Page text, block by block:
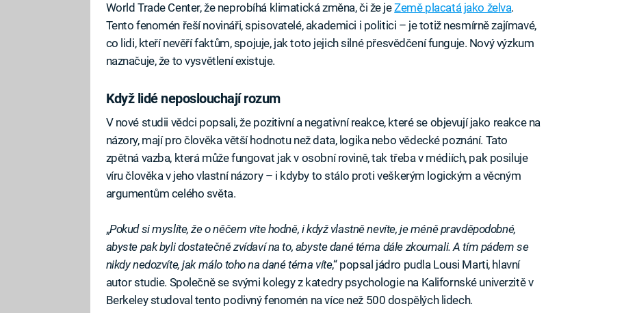
World Trade Center, že neprobíhá klimatická změna, či že jeZemě placatá jako želva.
Tento fenomén řeší novináři, spisovatelé, akademici i politici – je totiž nesmírně zajímavé,
co lidi, kteří nevěří faktům, spojuje, jak toto jejich silné přesvědčení funguje. Nový výzkum
naznačuje, že to vysvětlení existuje.
Když lidé neposlouchají rozum
V nové studii vědci popsali, že pozitivní a negativní reakce, které se objevují jako reakce na
názory, mají pro člověka větší hodnotu než data, logika nebo vědecké poznání. Tato
zpětná vazba, která může fungovat jak v osobní rovině, tak třeba v médiích, pak posiluje
víru člověka v jeho vlastní názory – i kdyby to stálo proti veškerým logickým a věcným
argumentům celého světa.
„Pokud si myslíte, že o něčem víte hodně, i když vlastně nevíte, je méně pravděpodobné,
abyste pak byli dostatečně zvídaví na to, abyste dané téma dále zkoumali. A tím pádem se
nikdy nedozvíte, jak málo toho na dané téma víte,“ popsal jádro pudla Lousi Marti, hlavní
autor studie. Společně se svými kolegy z katedry psychologie na Kalifornské univerzitě v
Berkeley studoval tento podivný fenomén na více než 500 dospělých lidech.